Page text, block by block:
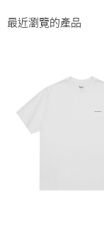
最近瀏覽的產品